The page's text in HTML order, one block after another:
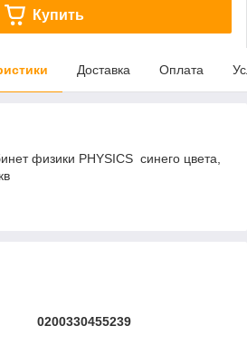
Купить
Доставка Оплата
физики PHYSICS синего цвета,
0200330455239